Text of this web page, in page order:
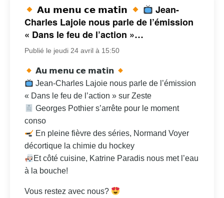
𝗔𝘂 𝗺𝗲𝗻𝘂 𝗰𝗲 𝗺𝗮𝘁𝗶𝗻
Jean-
Charles Lajoie nous parle de l’émission
« Dans le feu de l’action »…
Publié le jeudi 24 avril à 15:50
𝗔𝘂 𝗺𝗲𝗻𝘂 𝗰𝗲 𝗺𝗮𝘁𝗶𝗻
Jean-Charles Lajoie nous parle de l’émission
« Dans le feu de l’action » sur Zeste
Georges Pothier s’arrête pour le moment
conso
En pleine fièvre des séries, Normand Voyer
décortique la chimie du hockey
Et côté cuisine, Katrine Paradis nous met l’eau
à la bouche!
Vous restez avec nous?